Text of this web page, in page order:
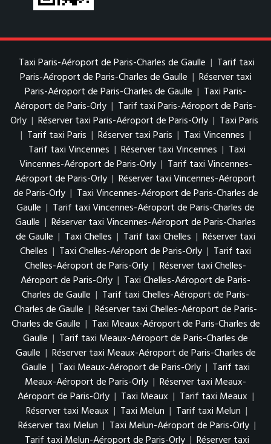
Taxi Paris-Aéroport de Paris-Charles de Gaulle | Tarif taxi
Paris-Aéroport de Paris-Charles de Gaulle | Réserver taxi
Paris-Aéroport de Paris-Charles de Gaulle | Taxi Paris-
Aéroport de Paris-Orly | Tarif taxi Paris-Aéroport de Paris-
Orly | Réserver taxi Paris-Aéroport de Paris-Orly | Taxi Paris
| Tarif taxi Paris | Réserver taxi Paris | Taxi Vincennes |
Tarif taxi Vincennes | Réserver taxi Vincennes | Taxi
Vincennes-Aéroport de Paris-Orly | Tarif taxi Vincennes-
Aéroport de Paris-Orly | Réserver taxi Vincennes-Aéroport
de Paris-Orly | Taxi Vincennes-Aéroport de Paris-Charles de
Gaulle | Tarif taxi Vincennes-Aéroport de Paris-Charles de
Gaulle | Réserver taxi Vincennes-Aéroport de Paris-Charles
de Gaulle | Taxi Chelles | Tarif taxi Chelles | Réserver taxi
Chelles | Taxi Chelles-Aéroport de Paris-Orly | Tarif taxi
Chelles-Aéroport de Paris-Orly | Réserver taxi Chelles-
Aéroport de Paris-Orly | Taxi Chelles-Aéroport de Paris-
Charles de Gaulle | Tarif taxi Chelles-Aéroport de Paris-
Charles de Gaulle | Réserver taxi Chelles-Aéroport de Paris-
Charles de Gaulle | Taxi Meaux-Aéroport de Paris-Charles de
Gaulle | Tarif taxi Meaux-Aéroport de Paris-Charles de
Gaulle | Réserver taxi Meaux-Aéroport de Paris-Charles de
Gaulle | Taxi Meaux-Aéroport de Paris-Orly | Tarif taxi
Meaux-Aéroport de Paris-Orly | Réserver taxi Meaux-
Aéroport de Paris-Orly | Taxi Meaux | Tarif taxi Meaux |
Réserver taxi Meaux | Taxi Melun | Tarif taxi Melun |
Réserver taxi Melun | Taxi Melun-Aéroport de Paris-Orly |
Tarif taxi Melun-Aéroport de Paris-Orly | Réserver taxi